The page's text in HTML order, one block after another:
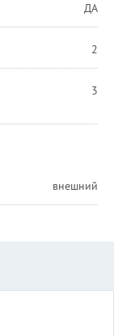
ДА
2
3
внешний